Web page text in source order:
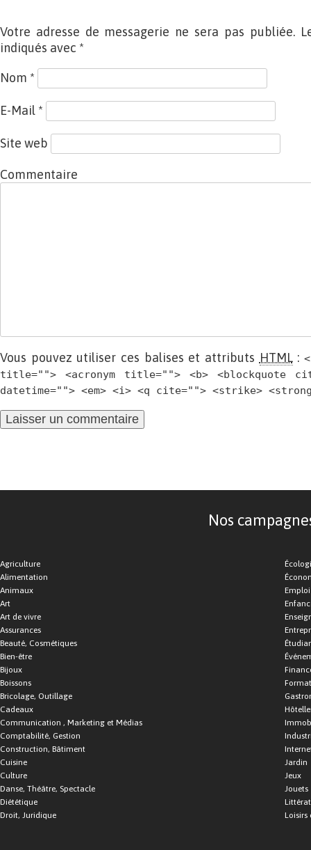
Votre adresse de messagerie ne sera pas publiée.
indiqués avec *
Nom *
E-Mail *
Site web
Commentaire
Vous pouvez utiliser ces balises et attributs HTML:
title=""> <acronym title=""> <b> <blockquote
datetime=""> <em> <i> <q cite=""> <strike>
Nos
Agriculture
Alimentation
Animaux
Art
Art de vivre
Assurances
Beauté, Cosmétiques
Bien-être
Bijoux
Boissons
Bricolage, Outillage
Cadeaux
Communication , Marketing et Médias
Comptabilité, Gestion
Construction, Bâtiment
Cuisine
Culture
Danse, Théâtre, Spectacle
Diététique
Droit, Juridique
Emploi
Jardin
Jeux
Jouets
Loisirs